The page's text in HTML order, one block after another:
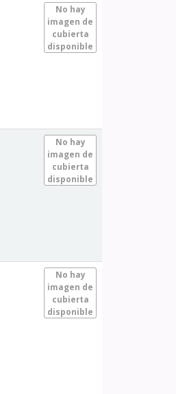
No hay
imagen de
cubierta
disponible
No hay
imagen de
cubierta
disponible
No hay
imagen de
cubierta
disponible